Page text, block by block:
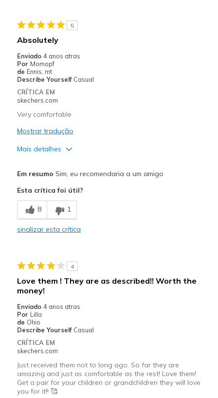
Sizing
Feels full size too small
View On Shoes
5
Absolutely
Enviado 4 anos atras
Por Momopf
de Ennis, mt
Describe Yourself Casual
CRÍTICA EM
skechers.com
Very comfortable
Mostrar tradução
Mais detalhes
Comfortable
Stylish
Casual Wear
Going Out
Special Occasions
Width
View On Shoes
I'm Into Shoes
Em resumo Sim, eu recomendaria a um amigo
Esta crítica foi útil?
8 1
sinalizar esta crítica
4
Love them ! They are as described!! Worth the
money!
Enviado 4 anos atras
Por Lilla
de Ohio
Describe Yourself Casual
CRÍTICA EM
skechers.com
Just received them not to long ago. So far they are
amazing and just as comfortable as the rest! Love them!
Get a pair for your children or grandchildren they will love
you for it!! 🥰